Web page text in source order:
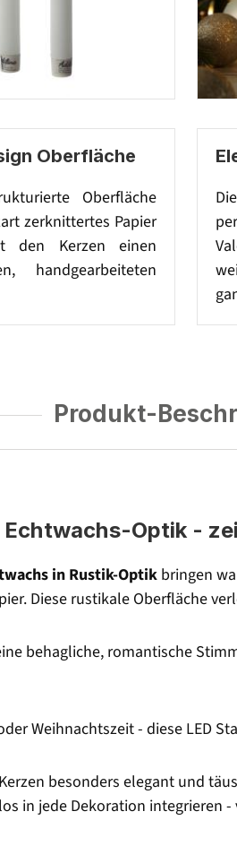
Oberfläche
Oberfläche
zerknittertes Papier
den Kerzen einen
handgearbeiteten
Produkt-
Optik -
in Rustik-Optik bringen
Diese rustikale Oberfläche
behagliche, romantische
Weihnachtszeit - diese LED
besonders elegant und
in jede Dekoration integrieren